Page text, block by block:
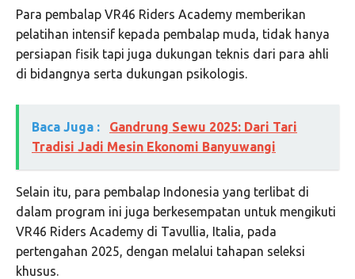
Para pembalap VR46 Riders Academy memberikan
pelatihan intensif kepada pembalap muda, tidak hanya
persiapan fisik tapi juga dukungan teknis dari para ahli
di bidangnya serta dukungan psikologis.
Baca Juga :
Gandrung Sewu 2025: Dari Tari
Tradisi Jadi Mesin Ekonomi Banyuwangi
Selain itu, para pembalap Indonesia yang terlibat di
dalam program ini juga berkesempatan untuk mengikuti
VR46 Riders Academy di Tavullia, Italia, pada
pertengahan 2025, dengan melalui tahapan seleksi
khusus.